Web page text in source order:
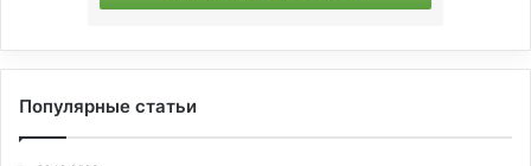
Популярные статьи